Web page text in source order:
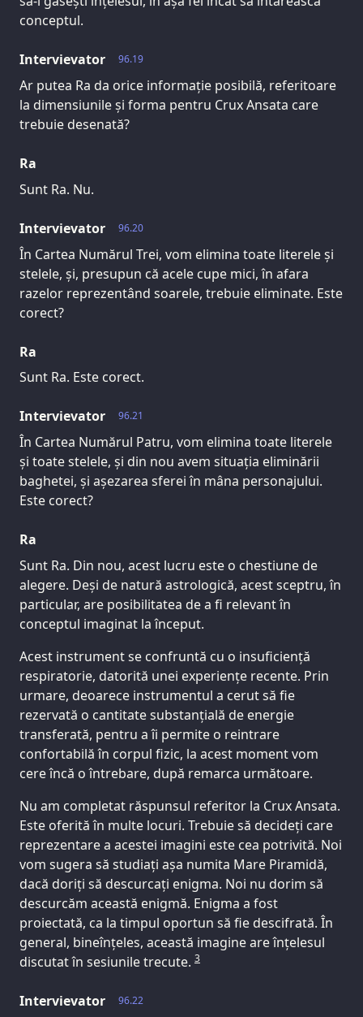
conceptul.
96.19
Intervievator
Ar putea Ra da orice informație posibilă, referitoare
la dimensiunile și forma pentru Crux Ansata care
trebuie desenată?
Ra
Sunt Ra. Nu.
96.20
Intervievator
În Cartea Numărul Trei, vom elimina toate literele și
stelele, și, presupun că acele cupe mici, în afara
razelor reprezentând soarele, trebuie eliminate. Este
corect?
Ra
Sunt Ra. Este corect.
96.21
Intervievator
În Cartea Numărul Patru, vom elimina toate literele
și toate stelele, și din nou avem situația eliminării
baghetei, și așezarea sferei în mâna personajului.
Este corect?
Ra
Sunt Ra. Din nou, acest lucru este o chestiune de
alegere. Deși de natură astrologică, acest sceptru, în
particular, are posibilitatea de a fi relevant în
conceptul imaginat la început.
Acest instrument se confruntă cu o insuficiență
respiratorie, datorită unei experiențe recente. Prin
urmare, deoarece instrumentul a cerut să fie
rezervată o cantitate substanțială de energie
transferată, pentru a îi permite o reintrare
confortabilă în corpul fizic, la acest moment vom
cere încă o întrebare, după remarca următoare.
Nu am completat răspunsul referitor la Crux Ansata.
Este oferită în multe locuri. Trebuie să decideți care
reprezentare a acestei imagini este cea potrivită. Noi
vom sugera să studiați așa numita Mare Piramidă,
dacă doriți să descurcați enigma. Noi nu dorim să
descurcăm această enigmă. Enigma a fost
proiectată, ca la timpul oportun să fie descifrată. În
general, bineînțeles, această imagine are înțelesul
discutat în sesiunile trecute. 3
96.22
Intervievator